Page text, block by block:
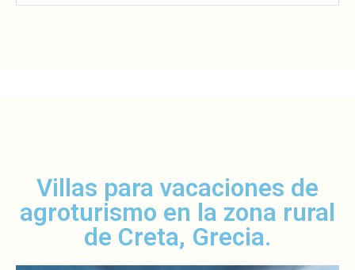
Villas para vacaciones de
agroturismo en la zona rural
de Creta, Grecia.